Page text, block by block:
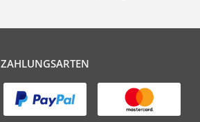
ZAHLUNGSARTEN